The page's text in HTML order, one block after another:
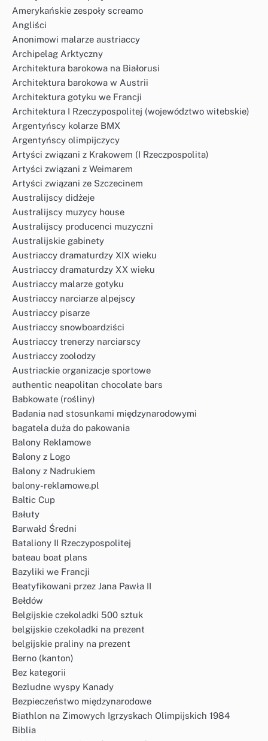
Amerykańskie zespoły screamo
Angliści
Anonimowi malarze austriaccy
Archipelag Arktyczny
Architektura barokowa na Białorusi
Architektura barokowa w Austrii
Architektura gotyku we Francji
Architektura I Rzeczypospolitej (województwo witebskie)
Argentyńscy kolarze BMX
Argentyńscy olimpijczycy
Artyści związani z Krakowem (I Rzeczpospolita)
Artyści związani z Weimarem
Artyści związani ze Szczecinem
Australijscy didżeje
Australijscy muzycy house
Australijscy producenci muzyczni
Australijskie gabinety
Austriaccy dramaturdzy XIX wieku
Austriaccy dramaturdzy XX wieku
Austriaccy malarze gotyku
Austriaccy narciarze alpejscy
Austriaccy pisarze
Austriaccy snowboardziści
Austriaccy trenerzy narciarscy
Austriaccy zoolodzy
Austriackie organizacje sportowe
authentic neapolitan chocolate bars
Babkowate (rośliny)
Badania nad stosunkami międzynarodowymi
bagatela duża do pakowania
Balony Reklamowe
Balony z Logo
Balony z Nadrukiem
balony-reklamowe.pl
Baltic Cup
Bałuty
Barwałd Średni
Bataliony II Rzeczypospolitej
bateau boat plans
Bazyliki we Francji
Beatyfikowani przez Jana Pawła II
Bełdów
Belgijskie czekoladki 500 sztuk
belgijskie czekoladki na prezent
belgijskie praliny na prezent
Berno (kanton)
Bez kategorii
Bezludne wyspy Kanady
Bezpieczeństwo międzynarodowe
Biathlon na Zimowych Igrzyskach Olimpijskich 1984
Biblia